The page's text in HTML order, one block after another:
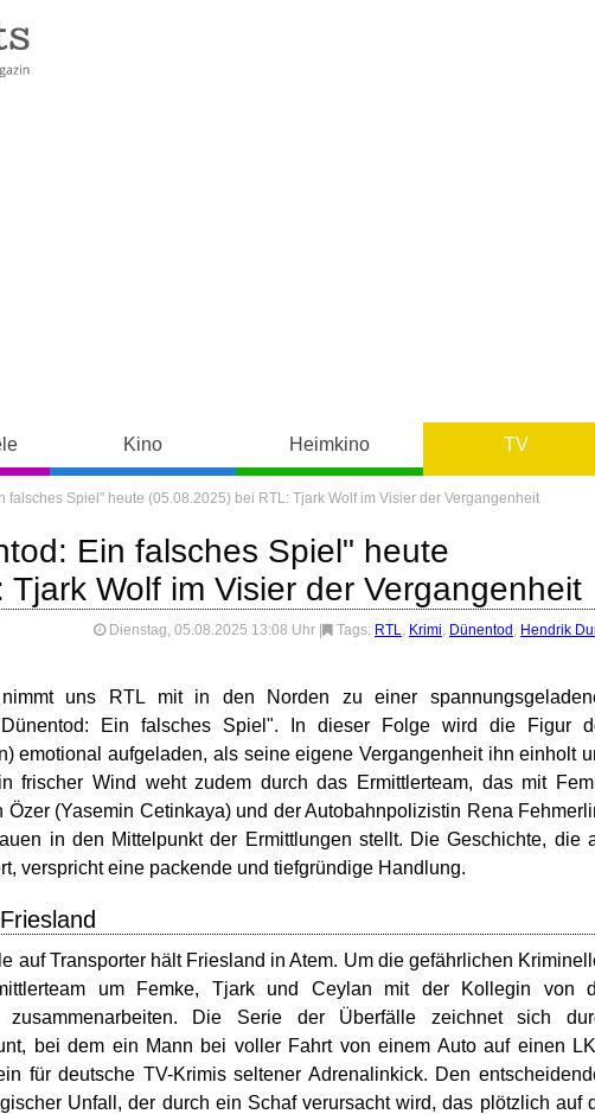
Kino Heimkino TV
falsches Spiel" heute (05.08.2025) bei RTL: Tjark Wolf im Visier der Vergangenheit
Ein falsches Spiel" heute
Wolf im Visier der Vergangenheit
Dienstag, 05.08.2025 13:08 Uhr Tags: RTL, Krimi, Dünentod , Hendrik
uns RTL mit in den Norden zu einer
Ein falsches Spiel". In dieser Folge wird die Figur
emotional aufgeladen, als seine eigene Vergangenheit ihn einholt
frischer Wind weht zudem durch das Ermittlerteam, das mit
(Yasemin Cetinkaya) und der Autobahnpolizistin Rena
in den Mittelpunkt der Ermittlungen stellt. Die Geschichte, die
verspricht eine packende und tiefgründige Handlung.
auf Transporter hält Friesland in Atem. Um die gefährlichen
um Femke, Tjark und Ceylan mit der Kollegin von
zusammenarbeiten. Die Serie der Überfälle zeichnet sich
bei dem ein Mann bei voller Fahrt von einem Auto auf einen
für deutsche TV-Krimis seltener Adrenalinkick. Den
Unfall, der durch ein Schaf verursacht wird, das plötzlich auf